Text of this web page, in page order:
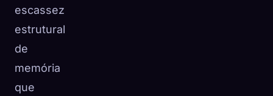
escassez
estrutural
de
memória
que